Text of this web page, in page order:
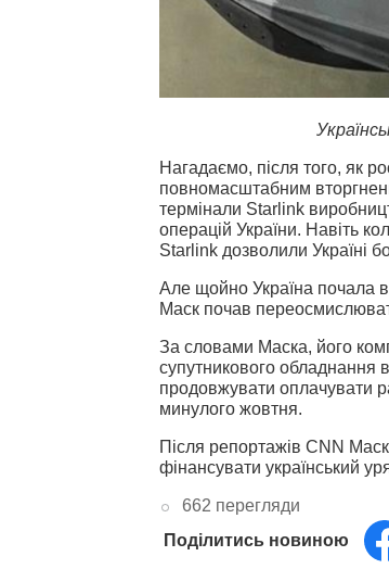
Нагадаємо, після того, як
повномасштабним
термінали Starlink
операцій України. Навіть
Starlink дозволили Україні
Але щойно Україна почала
Маск почав
За словами Маска, його
супутникового обладнання
продовжувати оплачувати
минулого жовтня.
Після репортажів CNN
фінансувати український
662 перегляди
Поділитись новиною